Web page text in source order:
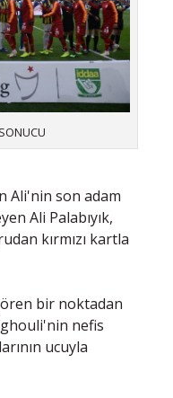
Ali'nin son adam
Ali Palabıyık,
kırmızı kartla
bir noktadan
nefis
ucuyla